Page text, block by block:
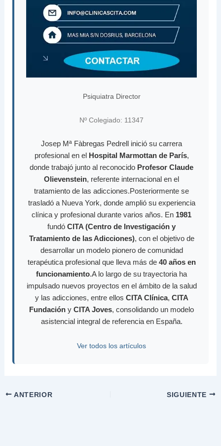
Psiquiatra Director
Nº Colegiado: 11347
Josep Mª Fàbregas Pedrell inició su carrera
profesional en el Hospital Marmottan de París,
donde trabajó junto al reconocido Profesor Claude
Olievenstein, referente internacional en el
tratamiento de las adicciones.Posteriormente se
trasladó a Nueva York, donde amplió su experiencia
clínica y profesional durante varios años. En 1981
fundó CITA (Centro de Investigación y
Tratamiento de las Adicciones), con el objetivo de
desarrollar un modelo pionero de comunidad
terapéutica profesional que lleva más de 40 años en
funcionamiento.A lo largo de su trayectoria ha
impulsado nuevos proyectos en el ámbito de la salud
y las adicciones, entre ellos CITA Clínica, CITA
Fundación y CITA Joves, consolidando un modelo
asistencial integral de referencia en España.
Ver todos los artículos
ANTERIOR SIGUIENTE